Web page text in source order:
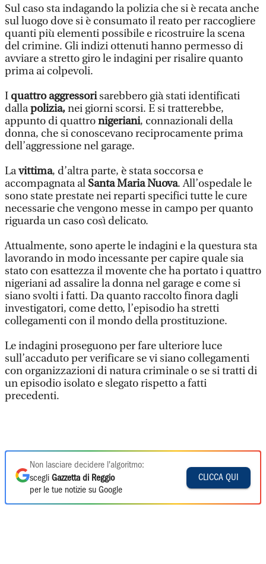
Sul caso sta indagando la polizia che si è recata anche
sul luogo dove si è consumato il reato per raccogliere
quanti più elementi possibile e ricostruire la scena
del crimine. Gli indizi ottenuti hanno permesso di
avviare a stretto giro le indagini per risalire quanto
prima ai colpevoli.
I quattro aggressorisarebbero già stati identificati
dallapolizia,nei giorni scorsi. E si tratterebbe,
appunto di quattronigeriani, connazionali della
donna, che si conoscevano reciprocamente prima
dell’aggressione nel garage.
Lavittima, d’altra parte, è stata soccorsa e
accompagnata al Santa Maria Nuova. All’ospedale le
sono state prestate nei reparti specifici tutte le cure
necessarie che vengono messe in campo per quanto
riguarda un caso così delicato.
Attualmente, sono aperte le indagini e la questura sta
lavorando in modo incessante per capire quale sia
stato con esattezza il movente che ha portato i quattro
nigeriani ad assalire la donna nel garage e come si
siano svolti i fatti. Da quanto raccolto finora dagli
investigatori, come detto, l’episodio ha stretti
collegamenti con il mondo della prostituzione.
Le indagini proseguono per fare ulteriore luce
sull’accaduto per verificare se vi siano collegamenti
con organizzazioni di natura criminale o se si tratti di
un episodio isolato e slegato rispetto a fatti
precedenti.
Non lasciare decidere l'algoritmo:
scegli Gazzetta di Reggio
per le tue notizie su Google
CLICCA QUI